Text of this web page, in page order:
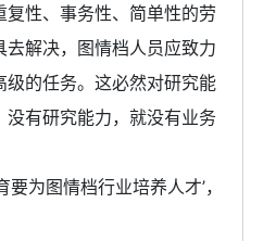
性、事务性、简单性的劳
解决，图情档人员应致力
级的任务。这必然对研究能
没有研究能力，就没有业务
要为图情档行业培养人才’，